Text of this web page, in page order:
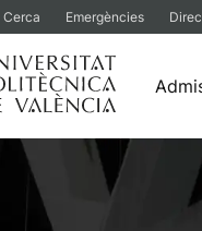
Cerca Emergències